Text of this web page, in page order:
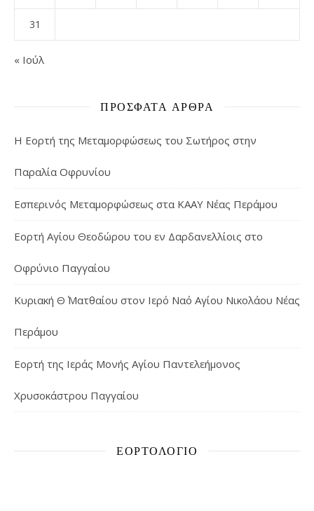
31
« Ιούλ
ΠΡΌΣΦΑΤΑ ΆΡΘΡΑ
Η Εορτή της Μεταμορφώσεως του Σωτήρος στην
Παραλία Οφρυνίου
Εσπερινός Μεταμορφώσεως στα ΚΑΑΥ Νέας Περάμου
Εορτή Αγίου Θεοδώρου του εν Δαρδανελλίοις στο
Οφρύνιο Παγγαίου
Κυριακή Θ΄ Ματθαίου στον Ιερό Ναό Αγίου Νικολάου Νέας
Περάμου
Εορτή της Ιεράς Μονής Αγίου Παντελεήμονος
Χρυσοκάστρου Παγγαίου
ΕΟΡΤΟΛΌΓΙΟ